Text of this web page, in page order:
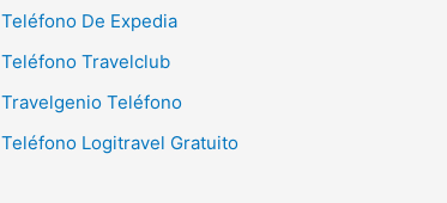
Teléfono De Expedia
Teléfono Travelclub
Travelgenio Teléfono
Teléfono Logitravel Gratuito